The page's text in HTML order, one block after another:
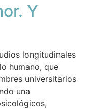
Y
longitudinales
humano, que
universitarios
una